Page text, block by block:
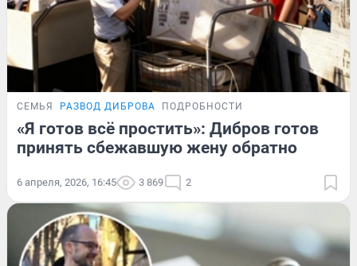
СЕМЬЯ РАЗВОД ДИБРОВА ПОДРОБНОСТИ
«Я готов всё простить»: Дибров готов
принять сбежавшую жену обратно
6 апреля, 2026, 16:45 3 869 2